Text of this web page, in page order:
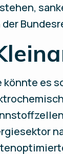
der
könnte es